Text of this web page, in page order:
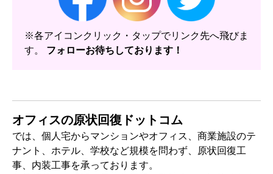
※各アイコンクリック・タップでリンク先へ飛びま
す。 フォローお待ちしております！
オフィスの原状回復ドットコム
では、個人宅からマンションやオフィス、商業施設のテ
ナント、ホテル、学校など規模を問わず、原状回復工
事、内装工事を承っております。